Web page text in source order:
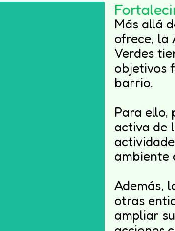
Más allá
ofrece, la
Verdes
objetivos
barrio.
Para ello,
activa de
ambiente
Además,
otras
ampliar